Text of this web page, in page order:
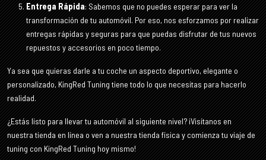
Entrega Rápida: Sabemos que no puedes esperar para ver la
transformación de tu automóvil. Por eso, nos esforzamos por realizar
entregas rápidas y seguras para que puedas disfrutar de tus nuevos
repuestos y accesorios en poco tiempo.
Ya sea que quieras darle a tu coche un aspecto deportivo, elegante o
personalizado, KingRed Tuning tiene todo lo que necesitas para hacerlo
realidad.
¿Estás listo para llevar tu automóvil al siguiente nivel? ¡Visítanos en
nuestra tienda en línea o ven a nuestra tienda física y comienza tu viaje de
tuning con KingRed Tuning hoy mismo!